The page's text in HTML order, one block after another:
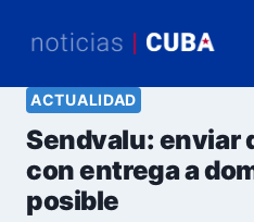
ACTUALIDAD
Sendvalu: enviar
con entrega a
posible